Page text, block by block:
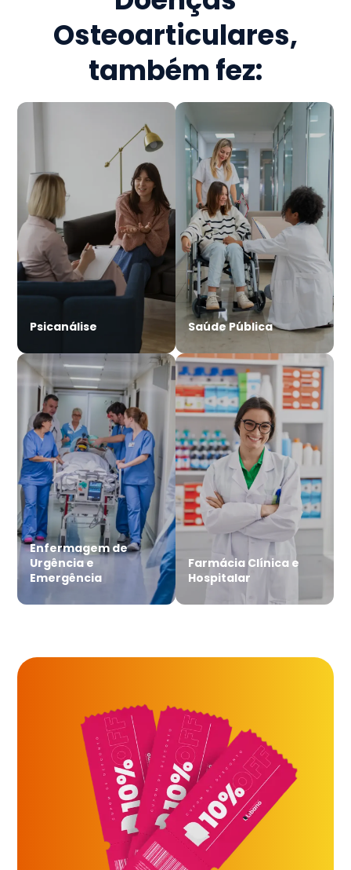
Osteoarticulares,
também fez:
Psicanálise Saúde Pública
Enfermagem de
Urgência e
Emergência
Farmácia Clínica e
Hospitalar